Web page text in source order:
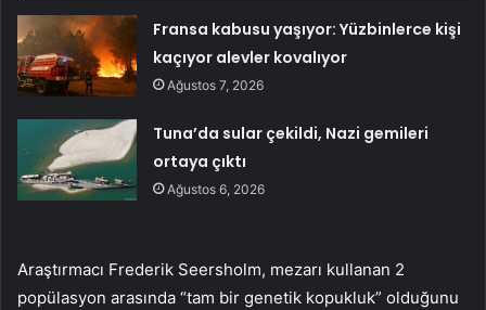
Fransa kabusu yaşıyor: Yüzbinlerce kişi
kaçıyor alevler kovalıyor
Ağustos 7, 2026
Tuna’da sular çekildi, Nazi gemileri
ortaya çıktı
Ağustos 6, 2026
Araştırmacı Frederik Seersholm, mezarı kullanan 2
popülasyon arasında “tam bir genetik kopukluk” olduğunu